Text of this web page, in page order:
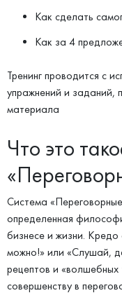
Как сделать
Как за 4
Тренинг проводится с
упражнений и заданий,
материала
Что это
Система
определенная
бизнесе и жизни. Кредо
можно!» или «Слушай,
рецептов и «волшебных
совершенству в